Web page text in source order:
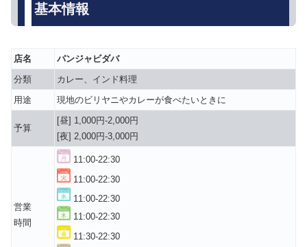
基本情報
店名
パンジャビダバ
分類
カレー、インド料理
用途
現地のビリヤニやカレーが食べたいときに
予算
[昼] 1,000円-2,000円
[夜] 2,000円-3,000円
営業
時間
11:00-22:30
11:00-22:30
11:00-22:30
11:00-22:30
11:30-22:30